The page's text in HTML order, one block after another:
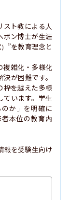
スト教による人
ボン博士が生涯
”を教育理念と
複雑化・多様化
が困難です。
枠を越えた多様
ています。学生
か」を明確に
本位の教育内
報を受験生向け